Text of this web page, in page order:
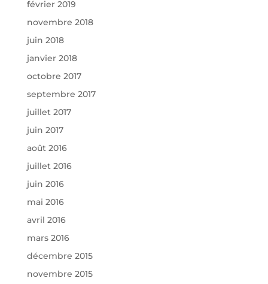
février 2019
novembre 2018
juin 2018
janvier 2018
octobre 2017
septembre 2017
juillet 2017
juin 2017
août 2016
juillet 2016
juin 2016
mai 2016
avril 2016
mars 2016
décembre 2015
novembre 2015